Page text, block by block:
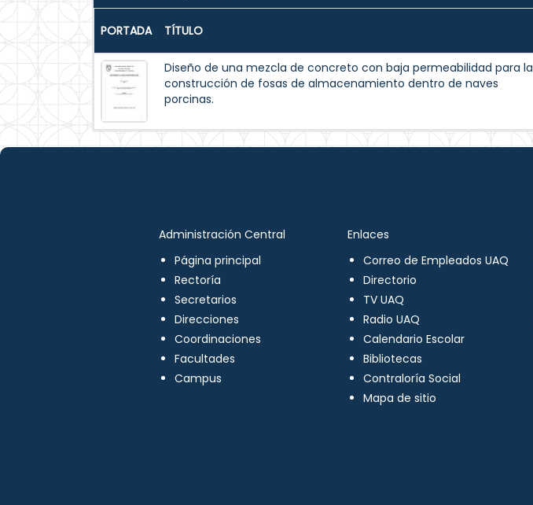
PORTADA TÍTULO
Diseño de una mezcla de concreto con baja permeabilidad para la
construcción de fosas de almacenamiento dentro de naves
porcinas.
Administración Central
Página principal
Rectoría
Secretarios
Direcciones
Coordinaciones
Facultades
Campus
Enlaces
Correo de Empleados UAQ
Directorio
TV UAQ
Radio UAQ
Calendario Escolar
Bibliotecas
Contraloría Social
Mapa de sitio